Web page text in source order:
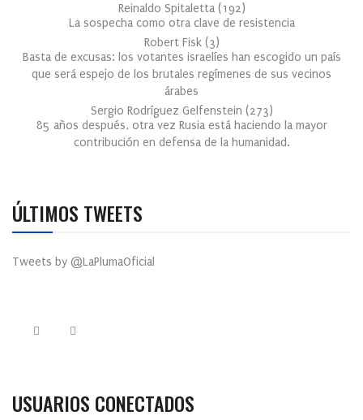
Reinaldo Spitaletta (192)
La sospecha como otra clave de resistencia
Robert Fisk (3)
Basta de excusas: los votantes israelíes han escogido un país
que será espejo de los brutales regímenes de sus vecinos
árabes
Sergio Rodríguez Gelfenstein (273)
85 años después, otra vez Rusia está haciendo la mayor
contribución en defensa de la humanidad.
ÚLTIMOS TWEETS
Tweets by @LaPlumaOficial
USUARIOS CONECTADOS